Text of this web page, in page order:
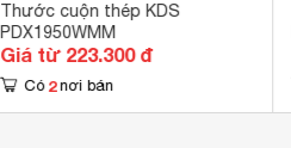
Thước cuộn thép KDS
PDX1950WMM
Giá từ 223.300 đ
Có 2 nơi bán